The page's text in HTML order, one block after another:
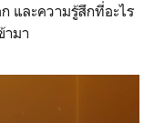
และความรู้สึกที่อะไร
ามา